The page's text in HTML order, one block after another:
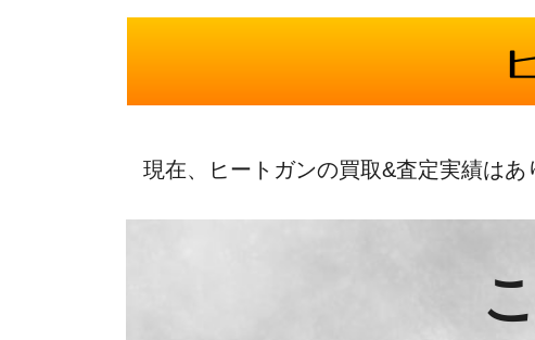
現在、ヒートガンの買取&査定実績はあ